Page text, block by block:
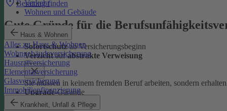
Verkehr
Wohnen und Gebäude
Haus & Wohnen
Alles zu Haus & Wohnen
Wohngebäudeversicherung
Hausratversicherung
Elementarversicherung
Glasversicherung
Immobilienfinanzierung
Krankheit, Unfall & Pflege
Beratung finden
Gute Gründe für die
Sofortschutzab Versicherungsbeginn
Verzichtaufabstrakte Verweisung
Sie müssen in keinem fremden Beruf arbeiten, sondern erhalten
Upgrade-Garantie